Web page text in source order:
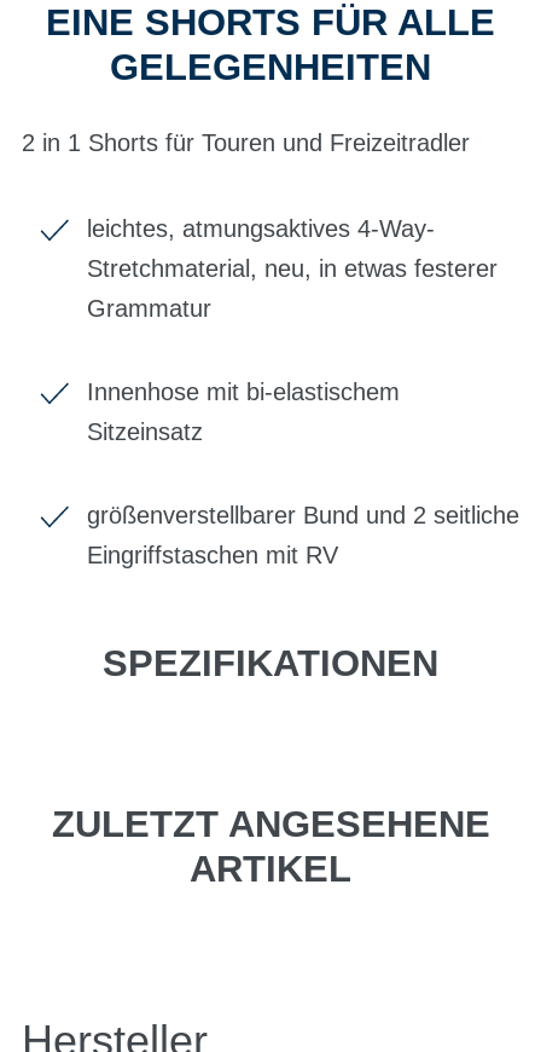
EINE SHORTS FÜR ALLE
GELEGENHEITEN
2 in 1 Shorts für Touren und Freizeitradler
leichtes, atmungsaktives 4-Way-
Stretchmaterial, neu, in etwas festerer
Grammatur
Innenhose mit bi-elastischem
Sitzeinsatz
größenverstellbarer Bund und 2 seitliche
Eingriffstaschen mit RV
SPEZIFIKATIONEN
ZULETZT ANGESEHENE
ARTIKEL
Hersteller